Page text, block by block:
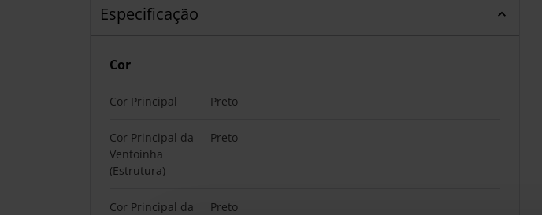
Especificação
Cor
Cor Principal Preto
Cor Principal da
Ventoinha
(Estrutura)
Preto
Cor Principal da
Preto